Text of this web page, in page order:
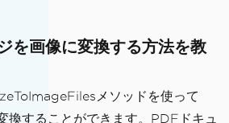
を画像に変換する方法を教
メソッドを使って
換することができます。PDFドキュ